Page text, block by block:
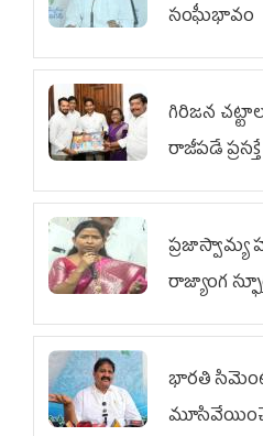
సంఘీభావం
గిరిజన
రాజీపడే
ప్రజాస్వామ్య
రాజ్యాంగ
భారతి